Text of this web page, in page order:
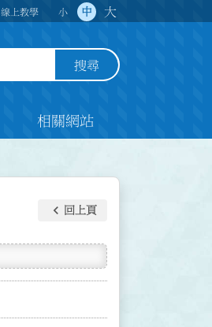
線上教學 小 中 大
搜尋
相關網站
keyboard_arrow_left 回上頁